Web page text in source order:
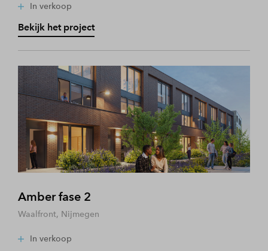
In verkoop
Bekijk het project
Amber fase 2
Waalfront, Nijmegen
In verkoop